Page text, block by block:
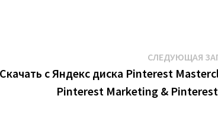
СЛЕДУЮЩАЯ
Скачать с Яндекс диска Pinterest
Pinterest Marketing &